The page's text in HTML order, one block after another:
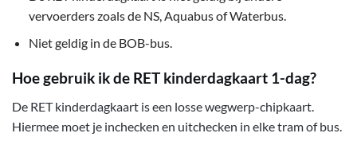
vervoerders zoals de NS, Aquabus of Waterbus.
Niet geldig in de BOB-bus.
Hoe gebruik ik de RET kinderdagkaart 1-dag?
De RET kinderdagkaart is een losse wegwerp-chipkaart.
Hiermee moet je inchecken en uitchecken in elke tram of bus.